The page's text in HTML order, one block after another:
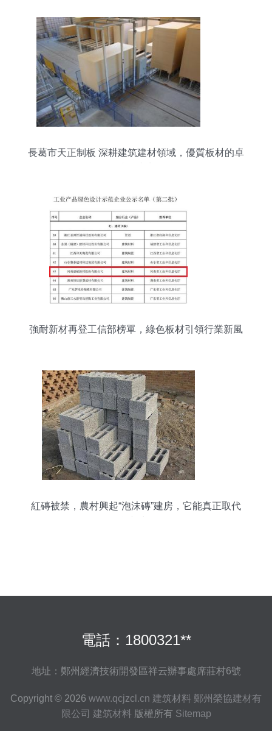
長葛市天正制板 深耕建筑建材領域，優質板材的卓
強耐新材再登工信部榜單，綠色板材引領行業新風
紅磚被禁，農村興起“泡沫磚”建房，它能真正取代
電話：1800321**
地址：鄭州經濟技術開發區祥云辦事處席莊村6號
Copyright © 2026 www.qcjzcl.cn 建筑材料 鄭州榮協建材有
限公司 建筑材料 版權所有 Sitemap